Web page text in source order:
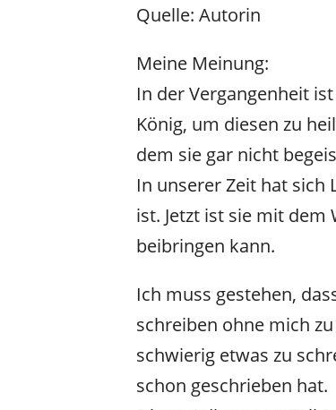
Quelle: Autorin
Meine Meinung:
In der Vergangenheit
König, um diesen zu
dem sie gar nicht
In unserer Zeit hat sich
ist. Jetzt ist sie mit dem
beibringen kann.
Ich muss gestehen,
schreiben ohne mich
schwierig etwas zu
schon geschrieben hat.